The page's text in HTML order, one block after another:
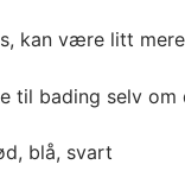
kan være litt
til bading selv
blå, svart